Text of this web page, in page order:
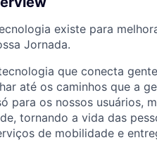
existe para
Jornada.
que conecta
até os caminhos que a
para os nossos usuários,
tornando a vida das
de mobilidade e